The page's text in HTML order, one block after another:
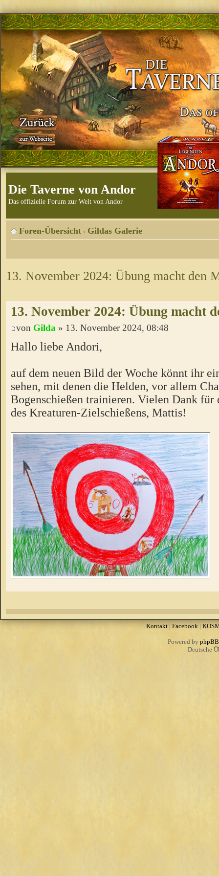
Die Taverne von Andor
Das offizielle Forum zur Welt von Andor
Foren-Übersicht ‹ Gildas Galerie
13. November 2024: Übung macht den
13. November 2024: Übung macht
von Gilda » 13. November 2024, 08:48
Hallo liebe Andori,
auf dem neuen Bild der Woche könnt ihr
sehen, mit denen die Helden, vor allem
Bogenschießen trainieren. Vielen Dank für
des Kreaturen-Zielschießens, Mattis!
Kontakt| Facebook |
Powered by phpBB
Deutsche